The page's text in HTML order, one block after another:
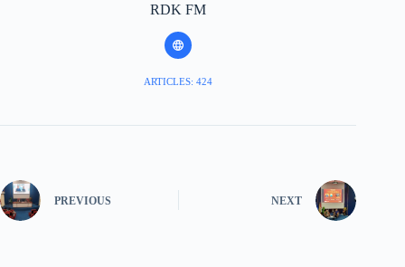
RDK FM
ARTICLES: 424
PREVIOUS NEXT